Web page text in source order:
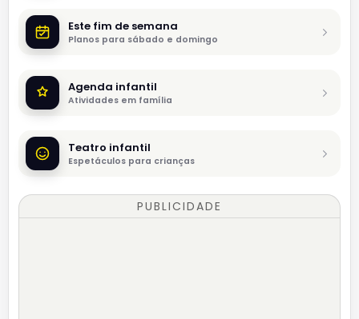
Este fim de semana
Planos para sábado e domingo
Agenda infantil
Atividades em família
Teatro infantil
Espetáculos para crianças
PUBLICIDADE